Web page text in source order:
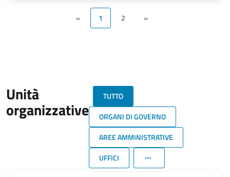
« 1 2 »
Unità
organizzative
TUTTO
ORGANI DI GOVERNO
AREE AMMINISTRATIVE
UFFICI